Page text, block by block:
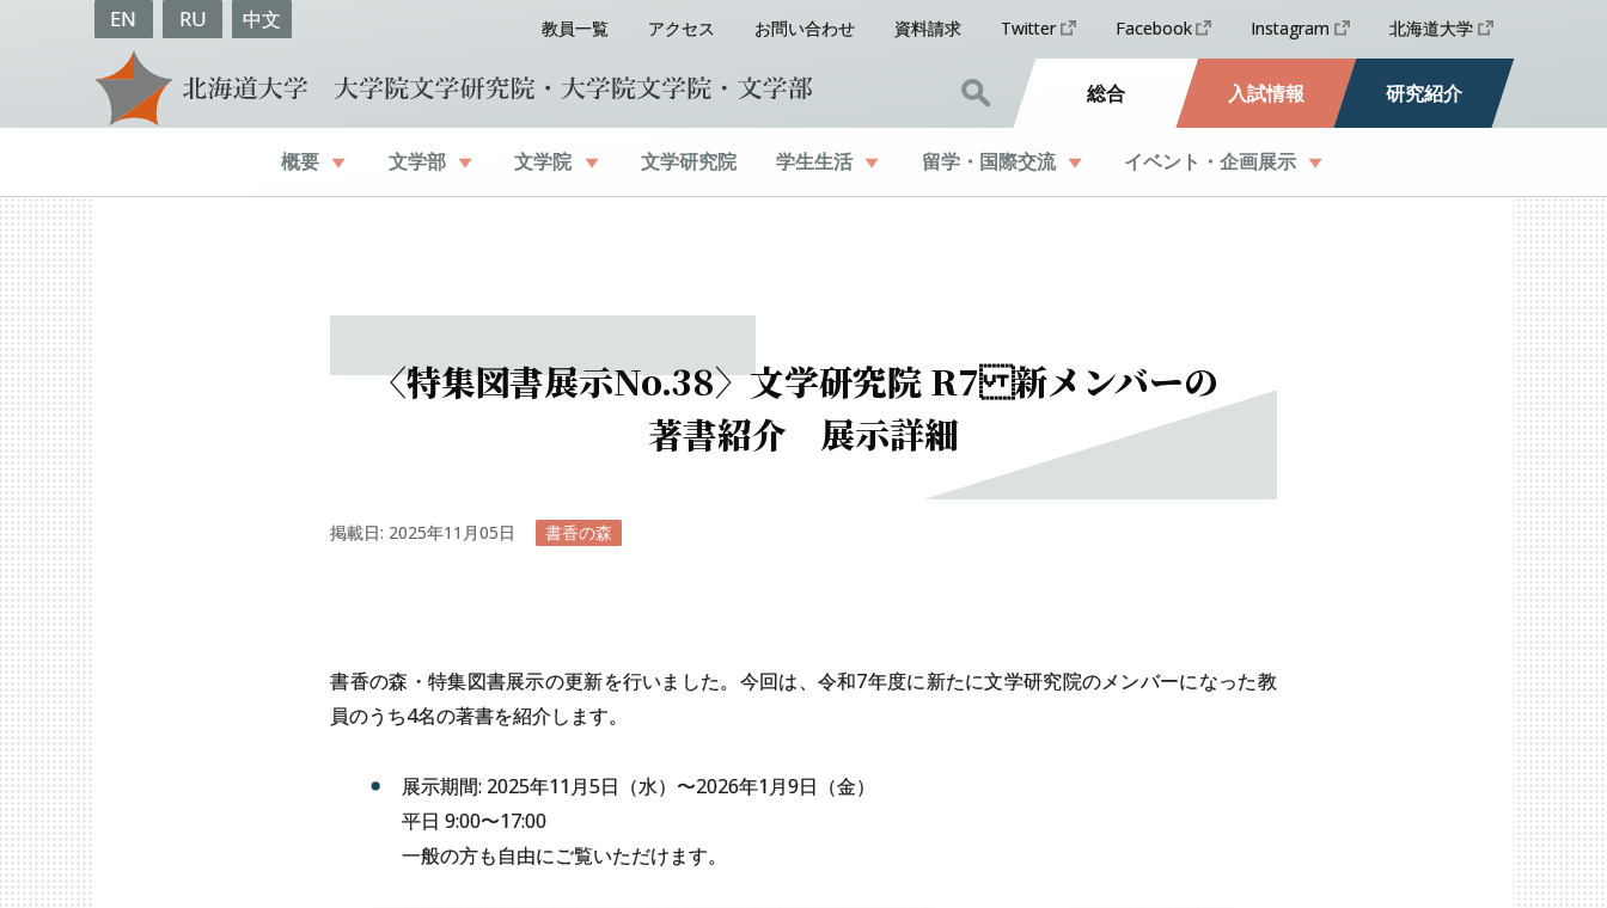
EN RU 中文 教員一覧 アクセス お問い合わせ 資料請求 Twitter Facebook Instagram 北海道大学
総合 入試情報 研究紹介
概要 文学部 文学院 文学研究院 学生生活 留学・ 国際交流 イベント ・企画展示
〈特集図書展示No.38〉文学研究院R7新メンバーの
著書紹介
展示詳細
掲載日: 2025年11月05日 書香の森
書香の森・特集図書展示の更新を行いました。今回は、令和7年度に新たに文学研究院のメンバーになった教
員のうち4名の著書を紹介します。
展示期間: 2025年11月5日（水）〜2026年1月9日（金）
平日 9:00〜17:00
一般の方も自由にご覧いただけます。